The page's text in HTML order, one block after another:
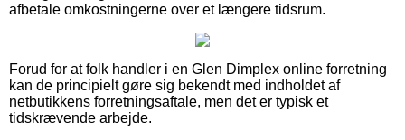
afbetale omkostningerne over et længere tidsrum.
Forud for at folk handler i en Glen Dimplex online forretning
kan de principielt gøre sig bekendt med indholdet af
netbutikkens forretningsaftale, men det er typisk et
tidskrævende arbejde.